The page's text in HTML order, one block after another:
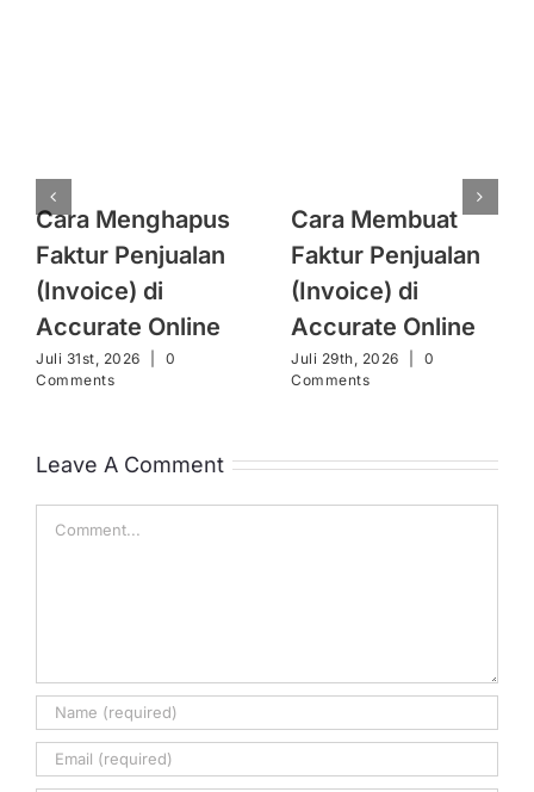
Cara Menghapus
Faktur Penjualan
(Invoice) di
Accurate Online
Juli 31st, 2026
0
Comments
Cara Membuat
Faktur Penjualan
(Invoice) di
Accurate Online
Juli 29th, 2026
0
Comments
Leave A Comment